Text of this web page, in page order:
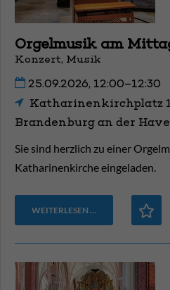
Orgelmusik am
Konzert, Musik
25.09.2026, 12:00–12:30
Katharinenkirchplatz
Brandenburg an der
Sie sind herzlich zu einer
Katharinenkirche eingeladen.
WEITERLESEN …